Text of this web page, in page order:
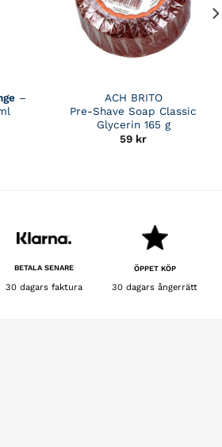
–
ACH BRITO
Pre-Shave Soap Classic
Glycerin 165 g
59 kr
BETALA SENARE
30 dagars faktura
ÖPPET KÖP
30 dagars ångerrätt